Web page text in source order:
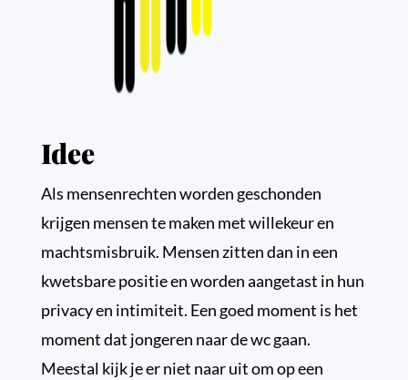
Idee
Als mensenrechten worden geschonden
krijgen mensen te maken met willekeur en
machtsmisbruik. Mensen zitten dan in een
kwetsbare positie en worden aangetast in hun
privacy en intimiteit. Een goed moment is het
moment dat jongeren naar de wc gaan.
Meestal kijk je er niet naar uit om op een